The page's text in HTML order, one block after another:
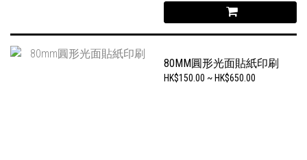
80MM圓形光面貼紙印刷
HK$150.00 ~ HK$650.00